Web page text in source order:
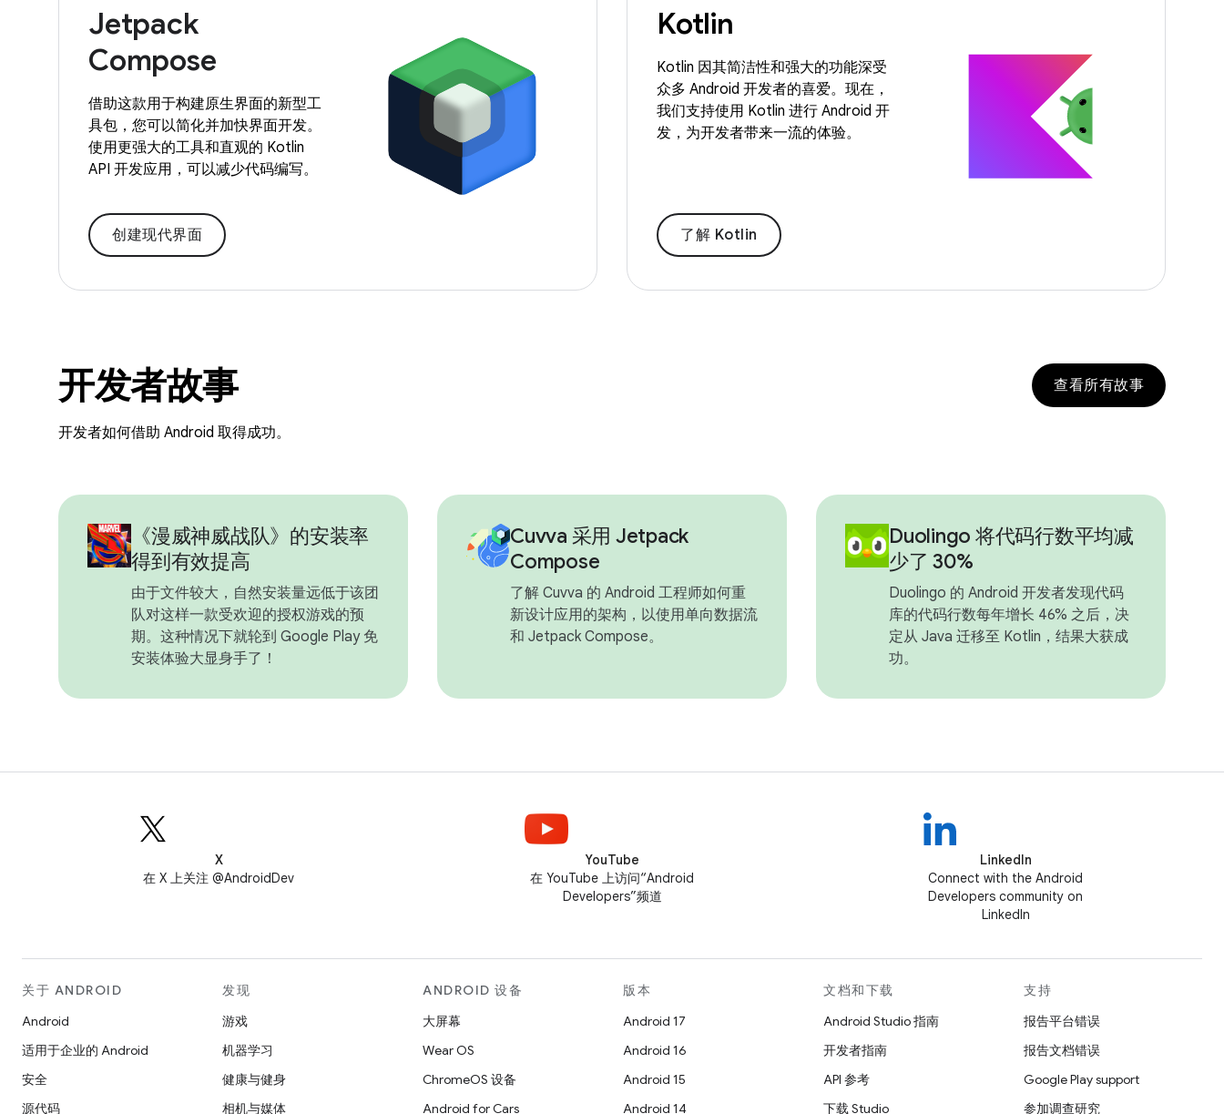
Jetpack
Compose
借助这款用于构建原生界面的新型工
具包，您可以简化并加快界面开发。
使用更强大的工具和直观的 Kotlin
API 开发应用，可以减少代码编写。
创建现代界面
Kotlin
Kotlin 因其简洁性和强大的功能深受
众多 Android 开发者的喜爱。现在，
我们支持使用 Kotlin 进行 Android 开
发，为开发者带来一流的体验。
了解 Kotlin
开发者故事
开发者如何借助 Android 取得成功。
查看所有故事
《漫威神威战队》的安装率
得到有效提高
由于文件较大，自然安装量远低于该团
队对这样一款受欢迎的授权游戏的预
期。这种情况下就轮到 Google Play 免
安装体验大显身手了！
Cuvva 采用 Jetpack
Compose
了解 Cuvva 的 Android 工程师如何重
新设计应用的架构，以使用单向数据流
和 Jetpack Compose。
Duolingo 将代码行数平均减
少了 30%
Duolingo 的 Android 开发者发现代码
库的代码行数每年增长 46% 之后，决
定从 Java 迁移至 Kotlin，结果大获成
功。
X
在 X 上关注 @AndroidDev
YouTube
在 YouTube 上访问“Android
Developers”频道
LinkedIn
Connect with the Android
Developers community on
LinkedIn
关于 ANDROID
Android
适用于企业的 Android
安全
源代码
发现
游戏
机器学习
健康与健身
相机与媒体
ANDROID 设备
大屏幕
Wear OS
ChromeOS 设备
Android for Cars
版本
Android 17
Android 16
Android 15
Android 14
文档和下载
Android Studio 指南
开发者指南
API 参考
下载 Studio
支持
报告平台错误
报告文档错误
Google Play support
参加调查研究